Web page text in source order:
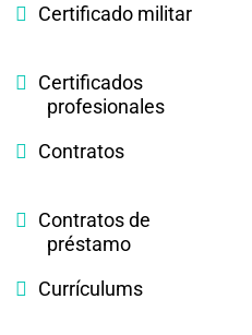
Certificado militar
Certificados
profesionales
Contratos
Contratos de
préstamo
Currículums